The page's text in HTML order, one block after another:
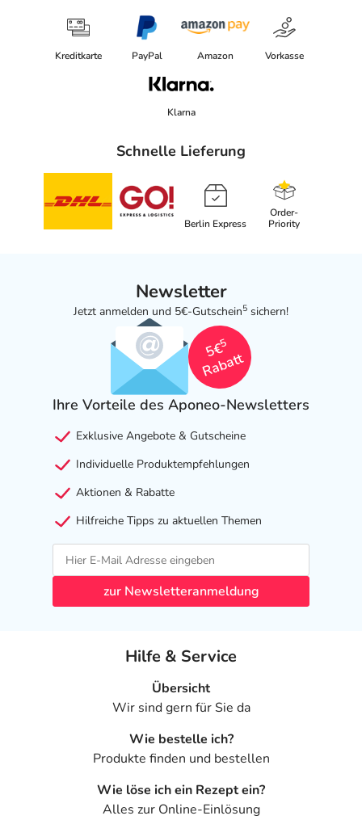
Kreditkarte PayPal Amazon Vorkasse
Klarna
Schnelle Lieferung
Berlin Express
Order-
Priority
Newsletter
Jetzt anmelden und 5€-Gutschein5 sichern!
5€
5
Rabatt
Ihre Vorteile des Aponeo-Newsletters
Exklusive Angebote & Gutscheine
Individuelle Produktempfehlungen
Aktionen & Rabatte
Hilfreiche Tipps zu aktuellen Themen
zur Newsletteranmeldung
Hilfe & Service
Übersicht
Wir sind gern für Sie da
Wie bestelle ich?
Produkte finden und bestellen
Wie löse ich ein Rezept ein?
Alles zur Online-Einlösung